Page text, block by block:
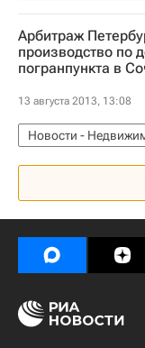
Реконструкция
Москомархитектура
Россия
Арбитраж
производство по
погранпункта в
13 августа 2013, 13:08
Новости -